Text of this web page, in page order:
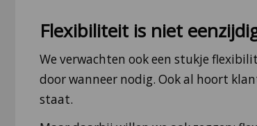
Flexibiliteit is niet
We verwachten ook een stukje
door wanneer nodig. Ook al hoort
staat.